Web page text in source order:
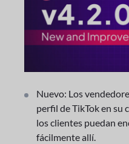
Nuevo: Los
perfil de TikTok en su
los clientes puedan
fácilmente allí.